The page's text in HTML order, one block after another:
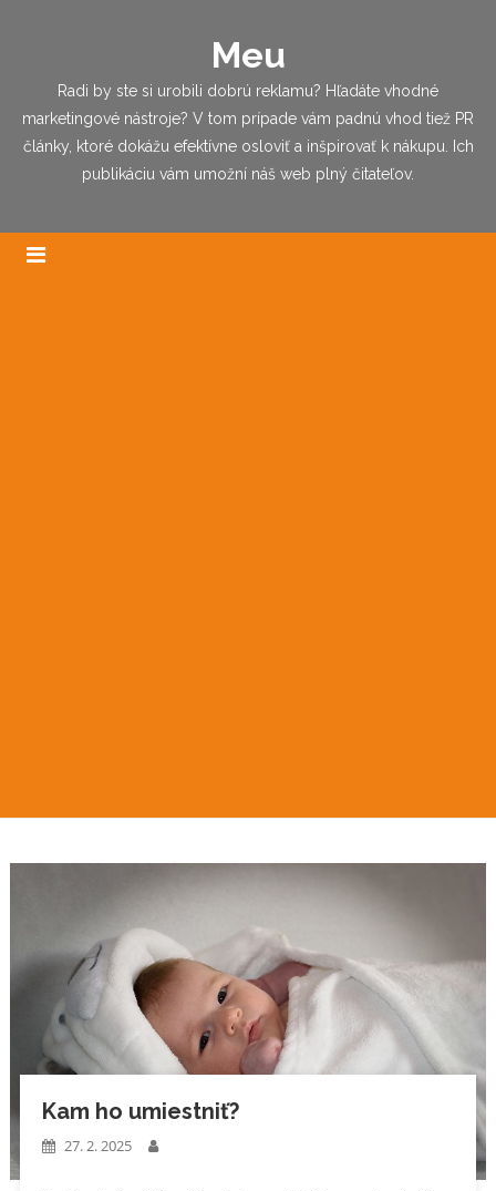
Meu
Radi by ste si urobili dobrú reklamu? Hľadáte vhodné
marketingové nástroje? V tom prípade vám padnú vhod tiež PR
články, ktoré dokážu efektívne osloviť a inšpirovať k nákupu. Ich
publikáciu vám umožní náš web plný čitateľov.
Kam ho umiestniť?
27. 2. 2025